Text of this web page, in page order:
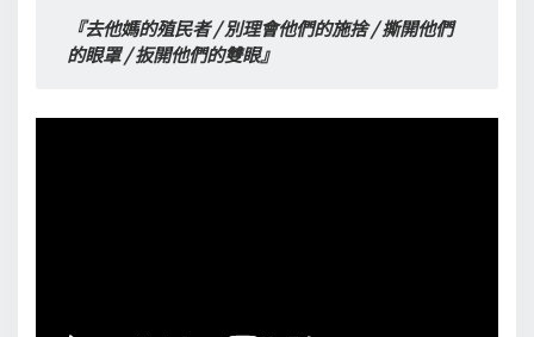
『去他媽的殖民者 / 別理會他們的施捨 / 撕開他們
的眼罩 / 扳開他們的雙眼』